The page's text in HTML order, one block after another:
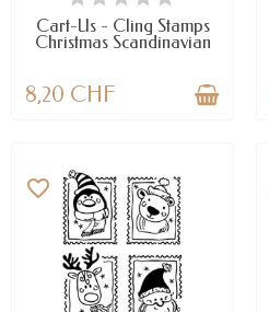
Cart-Us - Cling Stamps
Christmas Scandinavian
8,20 CHF
favorite_border